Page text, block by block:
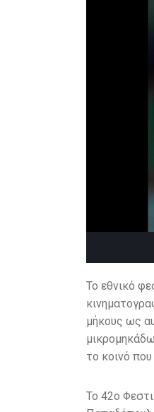
Το εθνικό
μήκους ως
το κοινό που
Το 42ο